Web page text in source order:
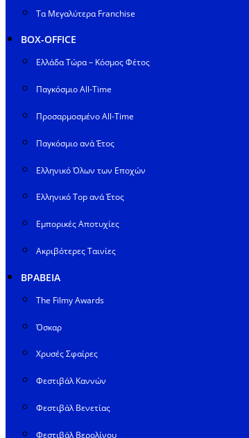
Τα Μεγαλύτερα Franchise
BOX-OFFICE
Ελλάδα Τώρα – Κόσμος Φέτος
Παγκόσμιο All-Time
Προσαρμοσμένο All-Time
Παγκόσμιο ανά Έτος
Ελληνικό Όλων των Εποχών
Ελληνικό Top ανά Έτος
Εμπορικές Αποτυχίες
Ακριβότερες Ταινίες
ΒΡΑΒΕΙΑ
The Filmy Awards
Όσκαρ
Χρυσές Σφαίρες
Φεστιβάλ Καννών
Φεστιβάλ Βενετίας
Φεστιβάλ Βερολίνου